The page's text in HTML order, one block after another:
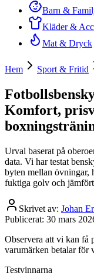
Barn &
Kläder &
Mat & Dryck
Hem Sport & Fritid
Komfort,
Urval baserat på
data. Vi har testat
byten mellan övningar,
fuktiga golv och
Skrivet av: Johan
Publicerat: 30 mars
Observera att vi kan få
varumärken betalar för
Testvinnarna